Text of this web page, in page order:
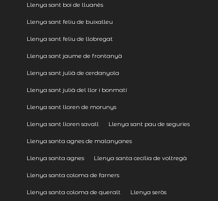
Llenya sant boi de lluanès
Llenya sant feliu de buixalleu
Llenya sant feliu de llobregat
Llenya sant jaume de frontanyà
Llenya sant julià de cerdanyola
Llenya sant julià del llor i bonmatí
Llenya sant lloren de morunys
Llenya sant lloren savall Llenya sant pau de seguries
Llenya santa agnes de malanyanes
Llenya santa agnes Llenya santa cecília de voltregà
Llenya santa coloma de farners
Llenya santa coloma de queralt Llenya seròs